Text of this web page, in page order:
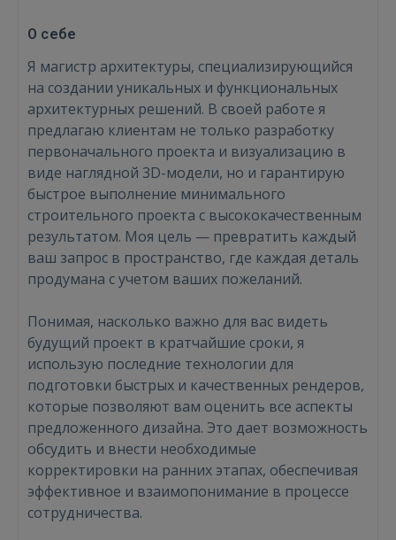
О себе
Я магистр архитектуры, специализирующийся
на создании уникальных и функциональных
архитектурных решений. В своей работе я
предлагаю клиентам не только разработку
первоначального проекта и визуализацию в
виде наглядной 3D-модели, но и гарантирую
быстрое выполнение минимального
строительного проекта с высококачественным
результатом. Моя цель — превратить каждый
ваш запрос в пространство, где каждая деталь
продумана с учетом ваших пожеланий.
Понимая, насколько важно для вас видеть
будущий проект в кратчайшие сроки, я
использую последние технологии для
подготовки быстрых и качественных рендеров,
которые позволяют вам оценить все аспекты
предложенного дизайна. Это дает возможность
обсудить и внести необходимые
корректировки на ранних этапах, обеспечивая
эффективное и взаимопонимание в процессе
сотрудничества.